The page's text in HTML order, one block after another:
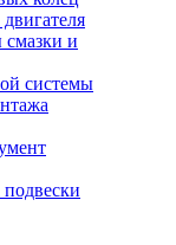
смазки и
системы